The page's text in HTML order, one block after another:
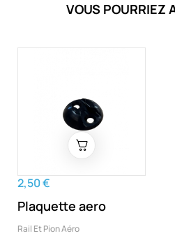
VOUS POURRIEZ
2,50 €
Plaquette aero
Rail Et Pion Aéro